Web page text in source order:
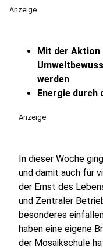
Anzeige
Mit der Aktion
werden
Energie durch
Anzeige
In dieser Woche
und damit auch für
der Ernst des
und Zentraler
besonderes
haben eine eigene
der Mosaikschule